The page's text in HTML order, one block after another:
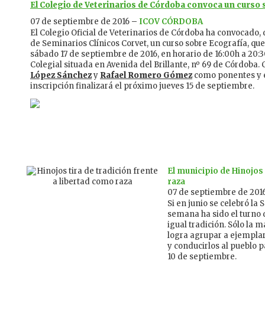
El Colegio de Veterinarios de Córdoba convoca un
07 de septiembre de 2016 – ICOV CÓRDOBA
El Colegio Oficial de Veterinarios de Córdoba ha
de Seminarios Clínicos Corvet, un curso sobre Ecografía,
sábado 17 de septiembre de 2016, en horario de 16:00h a
Colegial situada en Avenida del Brillante, nº 69 de Córdoba.
López Sánchezy Rafael Romero Gómezcomo ponentes y
inscripción finalizará el próximo jueves 15 de septiembre.
El municipio de
raza
07 de septiembre de
Si en junio se celebró la
semana ha sido el turno
igual tradición. Sólo la
logra agrupar a
y conducirlos al pueblo
10 de septiembre.